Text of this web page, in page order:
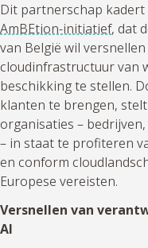
Dit partnerschap
AmBEtion-initiatief, dat
van België wil
cloudinfrastructuur van
beschikking te stellen.
klanten te brengen,
organisaties –
– in staat te profiteren
en conform
Europese vereisten.
Versnellen van
AI